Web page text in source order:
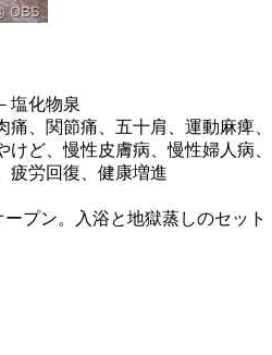
塩化物泉
痛、関節痛、五十肩、運動麻痺、
ど、慢性皮膚病、慢性婦人病、
疲労回復、健康増進
ープン。入浴と地獄蒸しのセット